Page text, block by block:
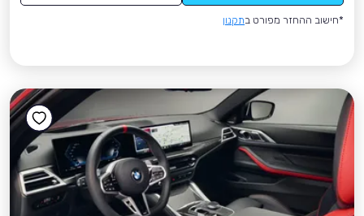
*חישוב ההחזר מפורט בתקנון